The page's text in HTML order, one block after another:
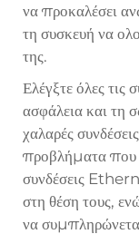
να προκαλέσει
τη συσκευή να
της.
Ελέγξτε όλες τις
ασφάλεια και τη
χαλαρές
προβλήματα που
συνδέσεις
στη θέση τους,
να